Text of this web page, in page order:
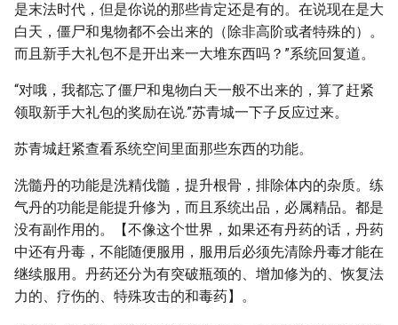
是末法时代，但是你说的那些肯定还是有的。在说现在是大
白天，僵尸和鬼物都不会出来的（除非高阶或者特殊的）。
而且新手大礼包不是开出来一大堆东西吗？”系统回复道。
“对哦，我都忘了僵尸和鬼物白天一般不出来的，算了赶紧
领取新手大礼包的奖励在说.”苏青城一下子反应过来。
苏青城赶紧查看系统空间里面那些东西的功能。
洗髓丹的功能是洗精伐髓，提升根骨，排除体内的杂质。练
气丹的功能是能提升修为，而且系统出品，必属精品。都是
没有副作用的。【不像这个世界，如果还有丹药的话，丹药
中还有丹毒，不能随便服用，服用后必须先清除丹毒才能在
继续服用。丹药还分为有突破瓶颈的、增加修为的、恢复法
力的、疗伤的、特殊攻击的和毒药】。